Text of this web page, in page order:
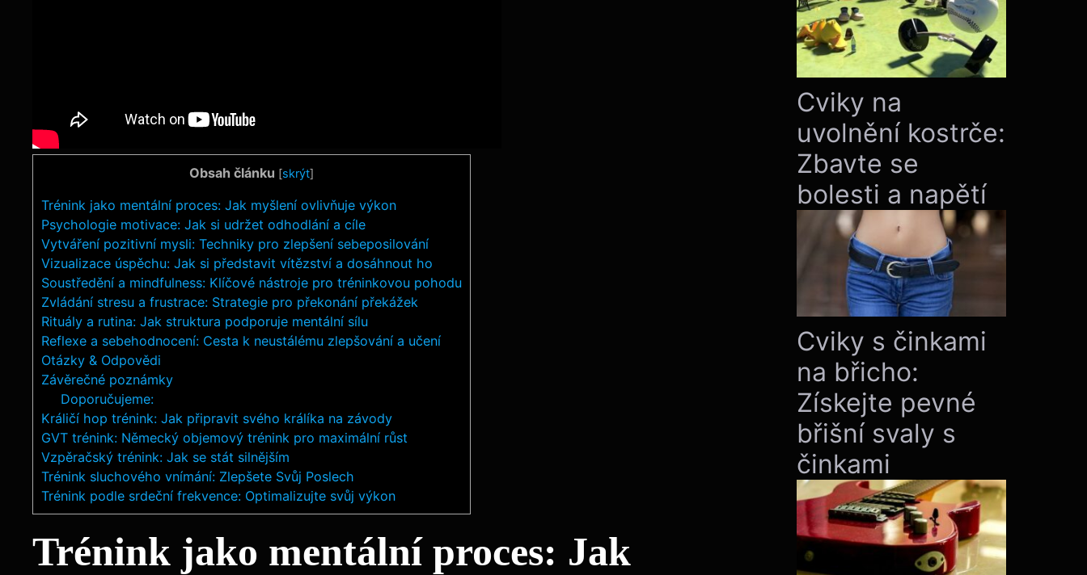
Obsah článku [skrýt]
Trénink jako mentální proces: Jak myšlení ovlivňuje výkon
Psychologie motivace: Jak si udržet odhodlání a cíle
Vytváření pozitivní mysli: Techniky pro zlepšení sebeposilování
Vizualizace úspěchu: Jak si představit vítězství a dosáhnout ho
Soustředění a mindfulness: Klíčové nástroje pro tréninkovou pohodu
Zvládání stresu a frustrace: Strategie pro překonání překážek
Rituály a rutina: Jak struktura podporuje mentální sílu
Reflexe a sebehodnocení: Cesta k neustálému zlepšování a učení
Otázky & Odpovědi
Závěrečné poznámky
Doporučujeme:
Králičí hop trénink: Jak připravit svého králíka na závody
GVT trénink: Německý objemový trénink pro maximální růst
Vzpěračský trénink: Jak se stát silnějším
Trénink sluchového vnímání: Zlepšete Svůj Poslech
Trénink podle srdeční frekvence: Optimalizujte svůj výkon
Trénink jako mentální proces: Jak
Cviky na
uvolnění kostrče:
Zbavte se
bolesti a napětí
Cviky s činkami
na břicho:
Získejte pevné
břišní svaly s
činkami